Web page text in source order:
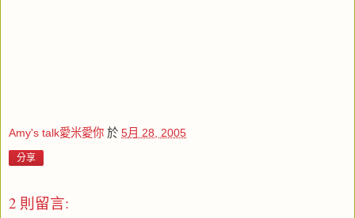
Amy's talk愛米愛你 於 5月 28, 2005
分享
2 則留言: